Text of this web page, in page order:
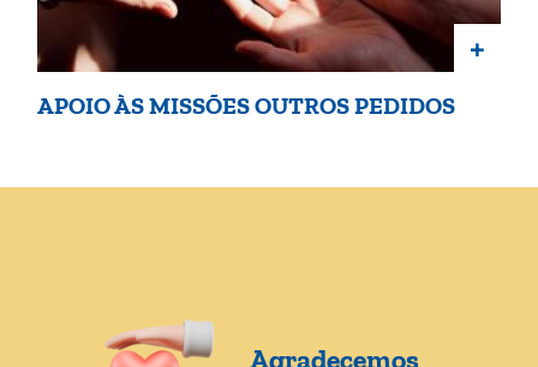
+
APOIO ÀS MISSÕES OUTROS PEDIDOS
Agradecemos